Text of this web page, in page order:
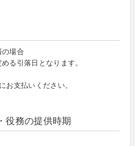
の場合
る引落日となります。
お支払いください。
役務の提供時期